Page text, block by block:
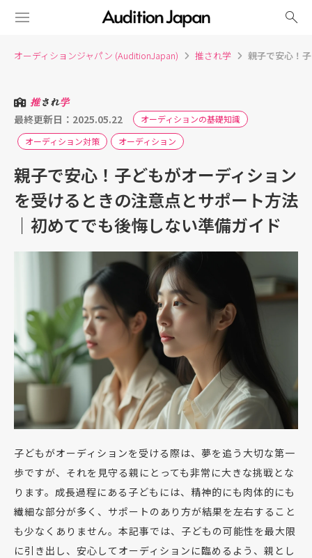
search
オーディションジャパン (AuditionJapan) 推され学 親子で安心！
推され学
最終更新日：2025.05.22
オーディションの基礎知識
オーディション対策
オーディション
親子で安心！子どもがオーディション
を受けるときの注意点とサポート方法
｜初めてでも後悔しない準備ガイド
子どもがオーディションを受ける際は、夢を追う大切な第一
歩ですが、それを見守る親にとっても非常に大きな挑戦とな
ります。成長過程にある子どもには、精神的にも肉体的にも
繊細な部分が多く、サポートのあり方が結果を左右すること
も少なくありません。本記事では、子どもの可能性を最大限
に引き出し、安心してオーディションに臨めるよう、親とし